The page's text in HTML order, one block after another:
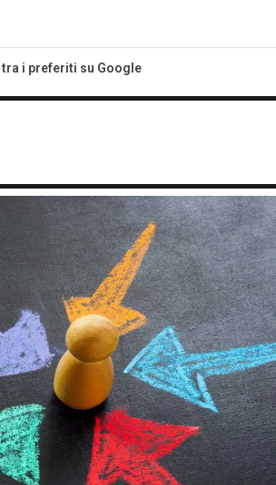
i preferiti su Google
D